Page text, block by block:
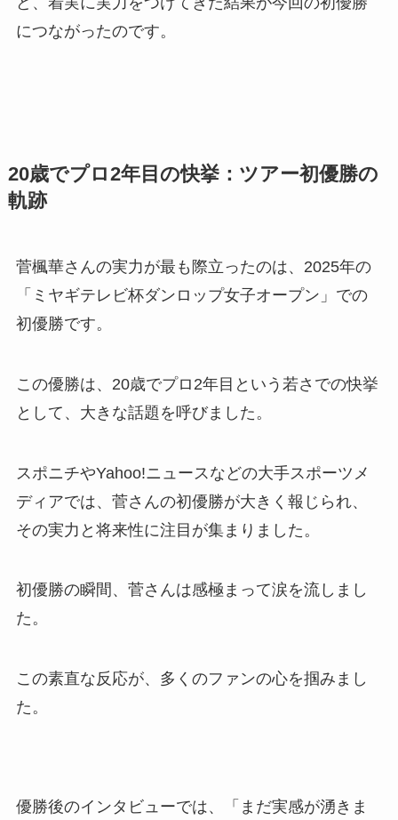
につながったのです。
20歳でプロ2年目の快挙：ツアー初優勝の
軌跡
菅楓華さんの実力が最も際立ったのは、2025年の
「ミヤギテレビ杯ダンロップ女子オープン」での
初優勝です。
この優勝は、20歳でプロ2年目という若さでの快挙
として、大きな話題を呼びました。
スポニチやYahoo!ニュースなどの大手スポーツメ
ディアでは、菅さんの初優勝が大きく報じられ、
その実力と将来性に注目が集まりました。
初優勝の瞬間、菅さんは感極まって涙を流しまし
た。
この素直な反応が、多くのファンの心を掴みまし
た。
優勝後のインタビューでは、「まだ実感が湧きま